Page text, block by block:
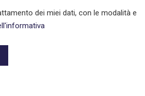
dei miei dati, con le modalità e